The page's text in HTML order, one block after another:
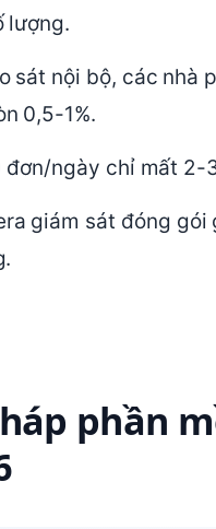
lượng.
sát nội bộ, các nhà
0,5-1%.
đơn/ngày chỉ mất
giám sát đóng
phần